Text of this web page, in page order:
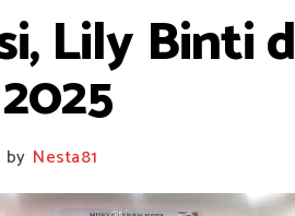
Lily Binti
by Nesta81